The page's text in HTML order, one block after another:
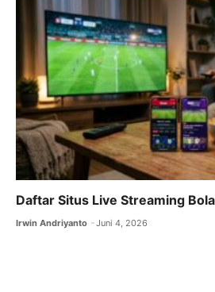
Daftar Situs Live Streaming
Irwin Andriyanto Juni 4, 2026